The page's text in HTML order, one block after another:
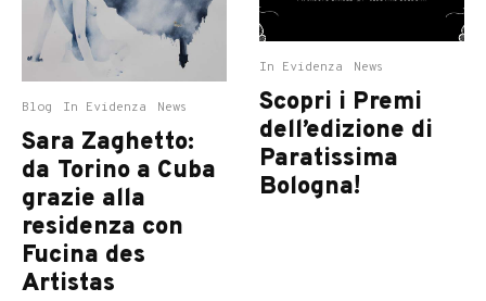
Blog In Evidenza News
Sara Zaghetto:
da Torino a Cuba
grazie alla
residenza con
Fucina des
Artistas
In Evidenza News
Scopri i Premi
dell’edizione di
Paratissima
Bologna!